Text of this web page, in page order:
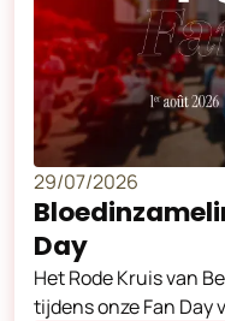
29/07/2026
Day
Het Rode Kruis van
tijdens onze Fan Day